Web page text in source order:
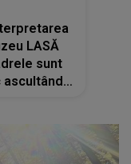
LASĂ
sunt
ascultând